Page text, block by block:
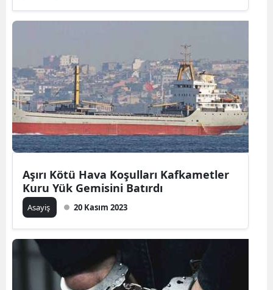
Aşırı Kötü Hava Koşulları Kafkametler
Kuru Yük Gemisini Batırdı
Asayiş 20 Kasım 2023